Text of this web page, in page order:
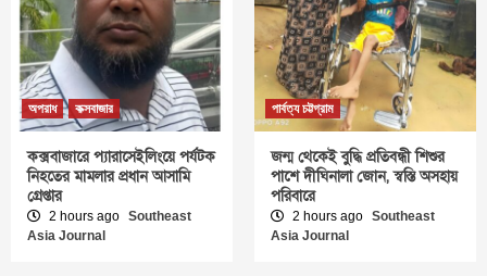
অপরাধ কক্সবাজার
কক্সবাজারে প্যারাসেইলিংয়ে পর্যটক
নিহতের মামলার প্রধান আসামি
গ্রেপ্তার
2 hours ago Southeast
Asia Journal
পার্বত্য চট্টগ্রাম
জন্ম থেকেই বুদ্ধি প্রতিবন্ধী শিশুর
পাশে দীঘিনালা জোন, স্বস্তি অসহায়
পরিবারে
2 hours ago Southeast
Asia Journal